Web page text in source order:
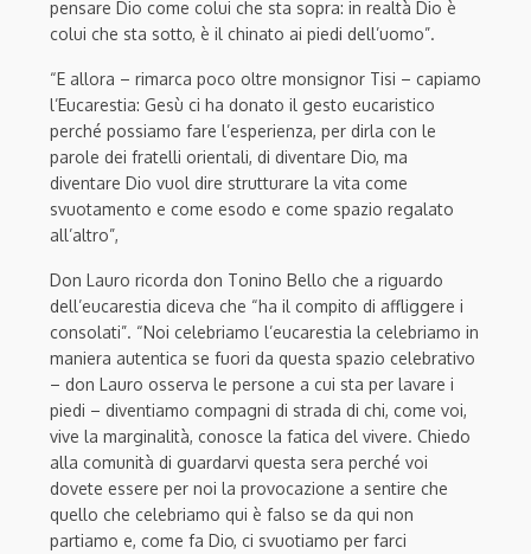
pensare Dio come colui che sta sopra: in realtà Dio è
colui che sta sotto, è il chinato ai piedi dell’uomo”.
“E allora – rimarca poco oltre monsignor Tisi – capiamo
l’Eucarestia: Gesù ci ha donato il gesto eucaristico
perché possiamo fare l’esperienza, per dirla con le
parole dei fratelli orientali, di diventare Dio, ma
diventare Dio vuol dire strutturare la vita come
svuotamento e come esodo e come spazio regalato
all’altro”,
Don Lauro ricorda don Tonino Bello che a riguardo
dell’eucarestia diceva che “ha il compito di affliggere i
consolati”. “Noi celebriamo l’eucarestia la celebriamo in
maniera autentica se fuori da questa spazio celebrativo
– don Lauro osserva le persone a cui sta per lavare i
piedi – diventiamo compagni di strada di chi, come voi,
vive la marginalità, conosce la fatica del vivere. Chiedo
alla comunità di guardarvi questa sera perché voi
dovete essere per noi la provocazione a sentire che
quello che celebriamo qui è falso se da qui non
partiamo e, come fa Dio, ci svuotiamo per farci